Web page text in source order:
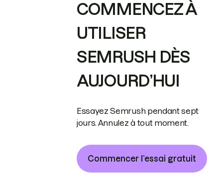
COMMENCEZ À
UTILISER
SEMRUSH DÈS
AUJOURD’HUI
Essayez Semrush pendant sept
jours. Annulez à tout moment.
Commencer l’essai gratuit